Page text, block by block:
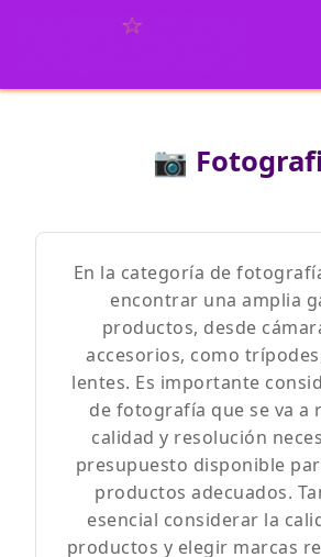
📷
En la categoría de
encontrar una amplia
productos, desde
accesorios, como
lentes. Es importante
de fotografía que se va a
calidad y resolución
presupuesto disponible
productos adecuados.
esencial considerar la
productos y elegir marcas